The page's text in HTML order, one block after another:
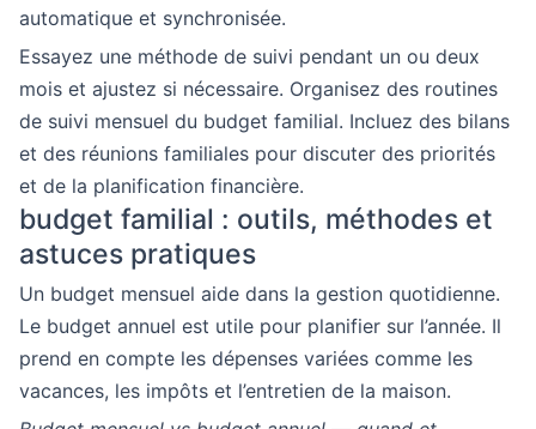
automatique et synchronisée.
Essayez une méthode de suivi pendant un ou deux
mois et ajustez si nécessaire. Organisez des routines
de suivi mensuel du budget familial. Incluez des bilans
et des réunions familiales pour discuter des priorités
et de la planification financière.
budget familial : outils, méthodes et
astuces pratiques
Un budget mensuel aide dans la gestion quotidienne.
Le budget annuel est utile pour planifier sur l’année. Il
prend en compte les dépenses variées comme les
vacances, les impôts et l’entretien de la maison.